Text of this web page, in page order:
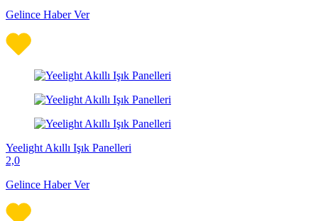
Gelince Haber Ver
Yeelight Akıllı Işık Panelleri
2,0
Gelince Haber Ver